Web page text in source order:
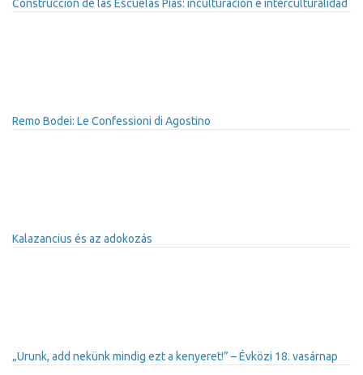
Construcción de las Escuelas Pías: inculturación e interculturalidad
Remo Bodei: Le Confessioni di Agostino
Kalazancius és az adokozás
„Urunk, add nekünk mindig ezt a kenyeret!” – Évközi 18. vasárnap